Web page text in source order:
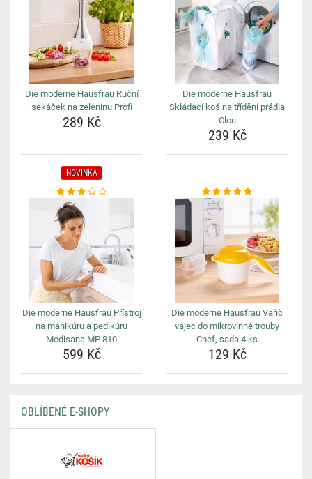
Die moderne Hausfrau Ruční
sekáček na zeleninu Profi
289 Kč
Die moderne Hausfrau
Skládací koš na třídění prádla
Clou
239 Kč
NOVINKA
Die moderne Hausfrau Přístroj
na manikúru a pedikúru
Medisana MP 810
599 Kč
Die moderne Hausfrau Vařič
vajec do mikrovlnné trouby
Chef, sada 4 ks
129 Kč
OBLÍBENÉ E-SHOPY